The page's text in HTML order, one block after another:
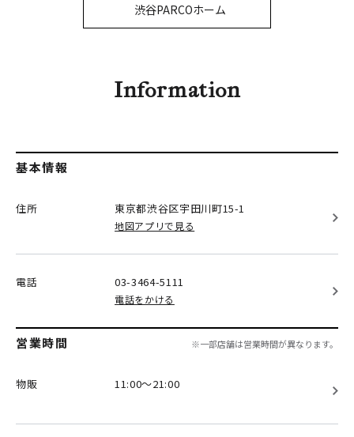
渋谷PARCOホーム
Information
基本情報
住所 東京都渋谷区宇田川町15-1
地図アプリで見る
電話 03-3464-5111
電話をかける
営業時間 ※一部店舗は営業時間が異なります。
物販 11:00～21:00